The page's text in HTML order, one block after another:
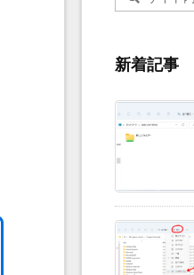
新着記事